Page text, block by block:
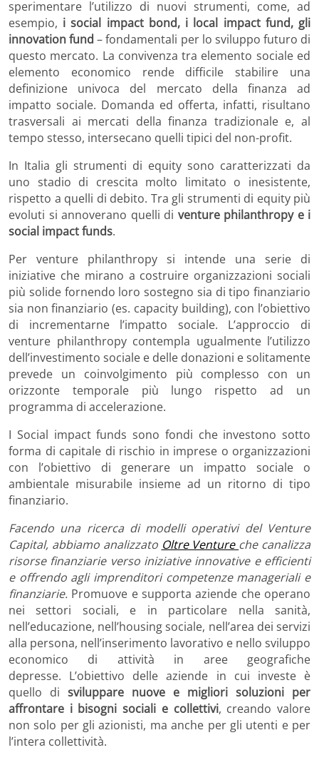
sperimentare l’utilizzo di nuovi strumenti, come, ad
esempio, i social impact bond, i local impact fund, gli
innovation fund – fondamentali per lo sviluppo futuro di
questo mercato. La convivenza tra elemento sociale ed
elemento economico rende difficile stabilire una
definizione univoca del mercato della finanza ad
impatto sociale. Domanda ed offerta, infatti, risultano
trasversali ai mercati della finanza tradizionale e, al
tempo stesso, intersecano quelli tipici del non-profit.
In Italia gli strumenti di equity sono caratterizzati da
uno stadio di crescita molto limitato o inesistente,
rispetto a quelli di debito. Tra gli strumenti di equity più
evoluti si annoverano quelli di venture philanthropy e i
social impact funds.
Per venture philanthropy si intende una serie di
iniziative che mirano a costruire organizzazioni sociali
più solide fornendo loro sostegno sia di tipo finanziario
sia non finanziario (es. capacity building), con l’obiettivo
di incrementarne l’impatto sociale. L’approccio di
venture philanthropy contempla ugualmente l’utilizzo
dell’investimento sociale e delle donazioni e solitamente
prevede un coinvolgimento più complesso con un
orizzonte temporale più lungo rispetto ad un
programma di accelerazione.
I Social impact funds sono fondi che investono sotto
forma di capitale di rischio in imprese o organizzazioni
con l’obiettivo di generare un impatto sociale o
ambientale misurabile insieme ad un ritorno di tipo
finanziario.
Facendo una ricerca di modelli operativi del Venture
Capital, abbiamo analizzato Oltre Venture che canalizza
risorse finanziarie verso iniziative innovative e efficienti
e offrendo agli imprenditori competenze manageriali e
finanziarie. Promuove e supporta aziende che operano
nei settori sociali, e in particolare nella sanità,
nell’educazione, nell’housing sociale, nell’area dei servizi
alla persona, nell’inserimento lavorativo e nello sviluppo
economico di attività in aree geografiche
depresse. L’obiettivo delle aziende in cui investe è
quello di sviluppare nuove e migliori soluzioni per
affrontare i bisogni sociali e collettivi, creando valore
non solo per gli azionisti, ma anche per gli utenti e per
l’intera collettività.